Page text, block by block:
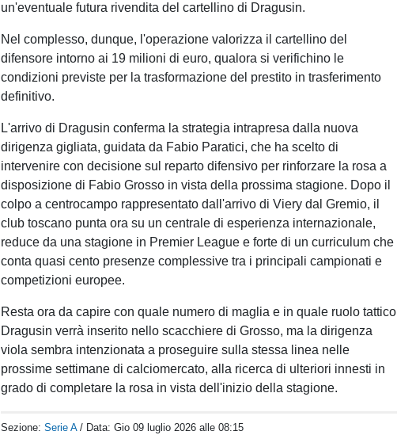
un'eventuale futura rivendita del cartellino di Dragusin.
Nel complesso, dunque, l'operazione valorizza il cartellino del
difensore intorno ai 19 milioni di euro, qualora si verifichino le
condizioni previste per la trasformazione del prestito in trasferimento
definitivo.
L'arrivo di Dragusin conferma la strategia intrapresa dalla nuova
dirigenza gigliata, guidata da Fabio Paratici, che ha scelto di
intervenire con decisione sul reparto difensivo per rinforzare la rosa a
disposizione di Fabio Grosso in vista della prossima stagione. Dopo il
colpo a centrocampo rappresentato dall'arrivo di Viery dal Gremio, il
club toscano punta ora su un centrale di esperienza internazionale,
reduce da una stagione in Premier League e forte di un curriculum che
conta quasi cento presenze complessive tra i principali campionati e
competizioni europee.
Resta ora da capire con quale numero di maglia e in quale ruolo tattico
Dragusin verrà inserito nello scacchiere di Grosso, ma la dirigenza
viola sembra intenzionata a proseguire sulla stessa linea nelle
prossime settimane di calciomercato, alla ricerca di ulteriori innesti in
grado di completare la rosa in vista dell'inizio della stagione.
Sezione:Serie A / Data:Gio 09 luglio 2026 alle 08:15